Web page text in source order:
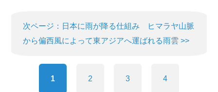
次ページ：日本に雨が降る仕組み ヒマラヤ山脈
から偏西風によって東アジアへ運ばれる雨雲 >>
1 2 3 4